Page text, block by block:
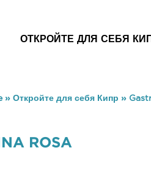
ОТКРОЙТЕ ДЛЯ СЕБЯ
» Откройте для себя Кипр »
ROSA